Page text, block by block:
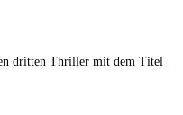
dritten Thriller mit dem Titel